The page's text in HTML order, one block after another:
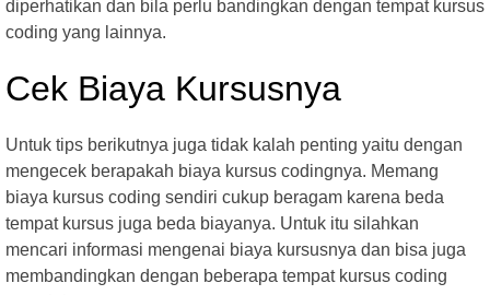
diperhatikan dan bila perlu bandingkan dengan tempat kursus
coding yang lainnya.
Cek Biaya Kursusnya
Untuk tips berikutnya juga tidak kalah penting yaitu dengan
mengecek berapakah biaya kursus codingnya. Memang
biaya kursus coding sendiri cukup beragam karena beda
tempat kursus juga beda biayanya. Untuk itu silahkan
mencari informasi mengenai biaya kursusnya dan bisa juga
membandingkan dengan beberapa tempat kursus coding